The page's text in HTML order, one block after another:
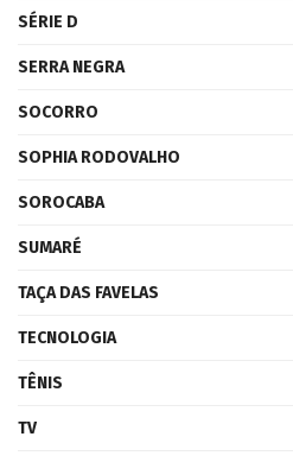
SÉRIE D
SERRA NEGRA
SOCORRO
SOPHIA RODOVALHO
SOROCABA
SUMARÉ
TAÇA DAS FAVELAS
TECNOLOGIA
TÊNIS
TV